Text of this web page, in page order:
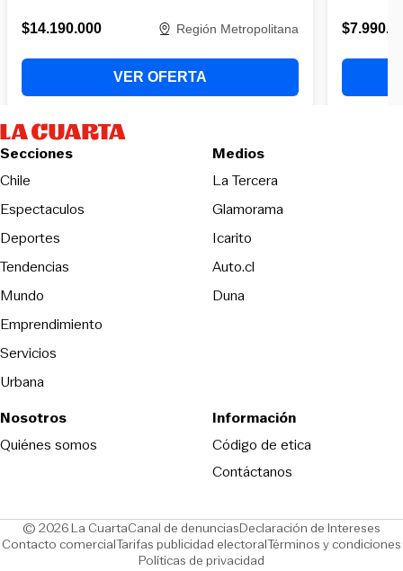
Secciones
Chile
Espectaculos
Deportes
Tendencias
Mundo
Emprendimiento
Servicios
Urbana
Medios
La TerceraOpens in new
Glamorama
Icarito
Auto.cl
DunaOpens in new window
Nosotros
Quiénes somos
Información
Código de eticaOpens in new
Contáctanos
© 2026 La CuartaCanal de denunciasOpens in new window
Declaración de Intereses
Contacto comercialOpens in new window
Tarifas publicidad electoralOpens in new window
Términos y condiciones
Políticas de privacidad